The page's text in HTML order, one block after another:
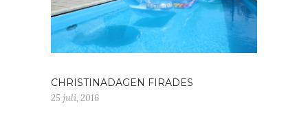
CHRISTINADAGEN FIRADES
25 juli, 2016